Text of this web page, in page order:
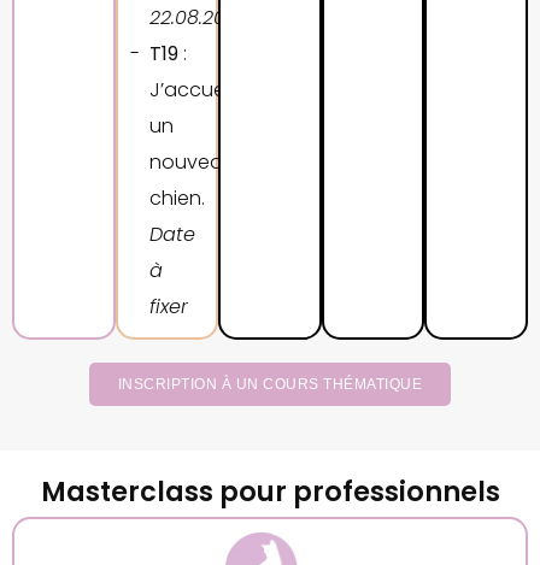
22.08.2027
T19:
J’accueille
un
nouveau
chien.
Date
à
fixer
INSCRIPTION À UN COURS THÉMATIQUE
Masterclass pour professionnels